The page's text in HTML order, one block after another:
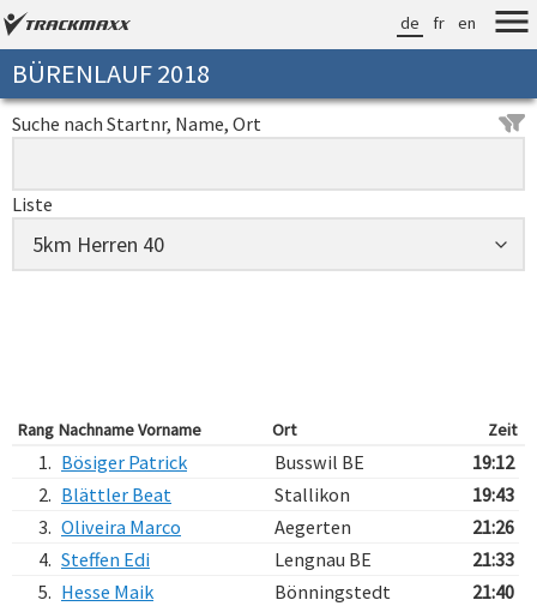
de fr en
BÜRENLAUF 2018
Suche nach Startnr, Name, Ort
Liste
Rang Nachname Vorname Ort Zeit
1. Bösiger Patrick Busswil BE
19:12
2. Blättler Beat Stallikon
19:43
3. Oliveira Marco Aegerten
21:26
4. Steffen Edi Lengnau BE
21:33
5. Hesse Maik Bönningstedt
21:40